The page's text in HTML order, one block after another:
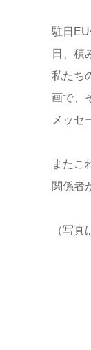
駐日
日、積
私たち
画で、
メッセ
またこ
関係者
（写真